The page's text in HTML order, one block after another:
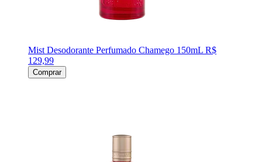
Mist Desodorante Perfumado Chamego 150mL R$
129,99
Comprar